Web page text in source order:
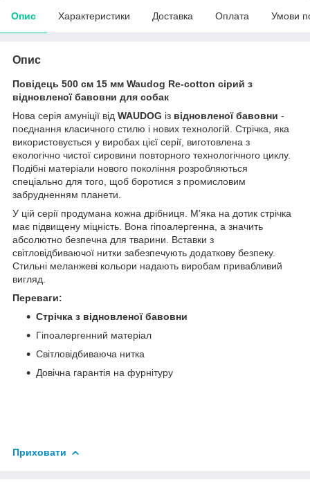
Опис Характеристики Доставка Оплата Умови
Опис
Повідець 500 cм 15 мм Waudog Re-cotton сірий з
відновленої бавовни для собак
Нова серія амуніції від WAUDOG із відновленої бавовни -
поєднання класичного стилю і нових технологій. Стрічка, яка
використовується у виробах цієї серії, виготовлена з
екологічно чистої сировини повторного технологічного циклу.
Подібні матеріали нового покоління розробляються
спеціально для того, щоб боротися з промисловим
забрудненням планети.
У цій серії продумана кожна дрібниця. М'яка на дотик стрічка
має підвищену міцність. Вона гіпоалергенна, а значить
абсолютно безпечна для тварини. Вставки з
світловідбиваючої нитки забезпечують додаткову безпеку.
Стильні меланжеві кольори надають виробам привабливий
вигляд.
Переваги:
Стрічка з відновленої бавовни
Гіпоалергенний матеріал
Світловідбиваюча нитка
Довічна гарантія на фурнітуру
Приховати